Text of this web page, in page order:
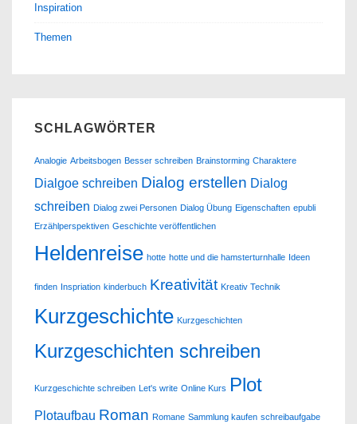
Inspiration
Themen
SCHLAGWÖRTER
Analogie Arbeitsbogen Besser schreiben Brainstorming Charaktere
Dialgoe schreiben Dialog erstellen Dialog
schreiben Dialog zwei Personen Dialog Übung Eigenschaften epubli
Erzählperspektiven Geschichte veröffentlichen
Heldenreise hotte hotte und die hamsterturnhalle Ideen
finden Inspriation kinderbuch Kreativität Kreativ Technik
Kurzgeschichte Kurzgeschichten
Kurzgeschichten schreiben
Kurzgeschichte schreiben Let's write Online Kurs Plot
Plotaufbau Roman Romane Sammlung kaufen schreibaufgabe